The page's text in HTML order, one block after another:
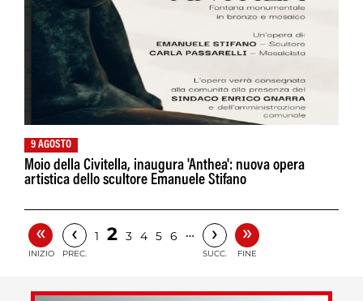
9 AGOSTO
Moio della Civitella, inaugura 'Anthea': nuova opera
artistica dello scultore Emanuele Stifano
«
INIZIO
‹
PREC.
1 2 3 4 5 6 … ›
SUCC.
»
FINE